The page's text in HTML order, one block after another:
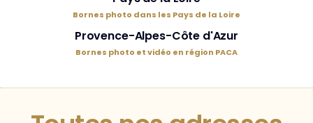
Bornes photo dans les Pays de la Loire
Provence-Alpes-Côte d'Azur
Bornes photo et vidéo en région PACA